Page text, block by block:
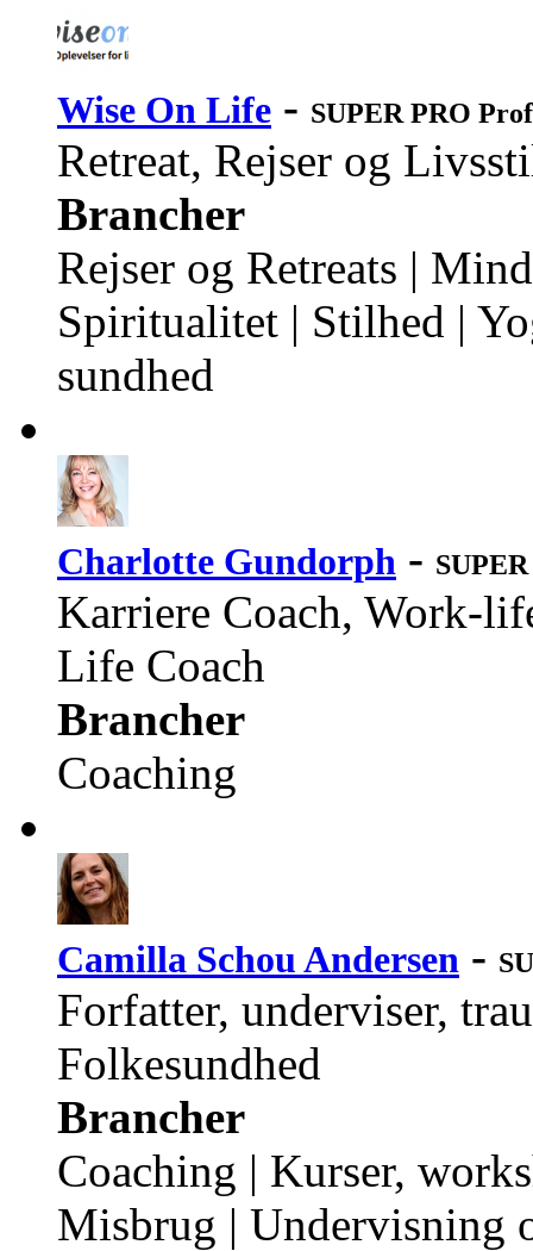
Wise On Life - SUPER PRO
Retreat, Rejser og
Brancher
Rejser og Retreats |
Spiritualitet | Stilhed |
sundhed
Charlotte Gundorph -
Karriere Coach, Work-
Life Coach
Brancher
Coaching
Camilla Schou Andersen -
Forfatter, underviser,
Folkesundhed
Brancher
Coaching | Kurser,
Misbrug | Undervisning